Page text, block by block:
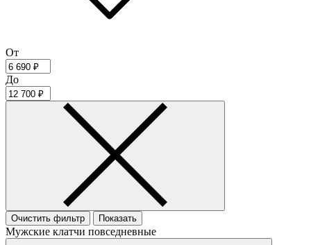
От
До
Очистить фильтр Показать
Мужские клатчи повседневные